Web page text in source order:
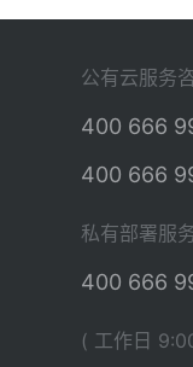
公有云服务
400 666
400 666
私有部署服
400 666
( 工作日